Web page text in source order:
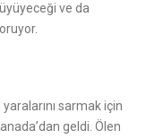
ve da
sarmak için
geldi. Ölen